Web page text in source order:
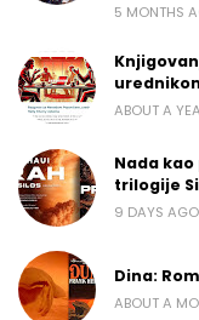
5 MONTHS
ABOUT A
Nada
trilogije
9 DAYS AGO
Dina:
ABOUT A